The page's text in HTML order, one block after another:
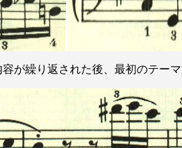
が繰り返された後、最初のテー